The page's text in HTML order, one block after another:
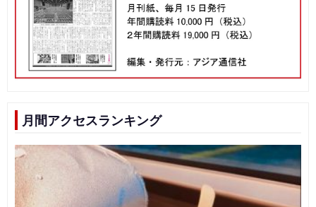
月間アクセスランキング